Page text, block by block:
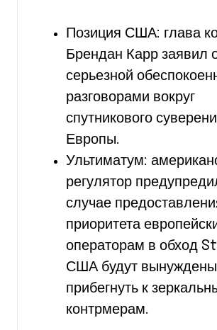
Позиция США: глава
Брендан Карр заявил
серьезной
разговорами вокруг
спутникового
Европы.
Ультиматум:
регулятор
случае
приоритета
операторам в обход
США будут вынуждены
прибегнуть к
контрмерам.